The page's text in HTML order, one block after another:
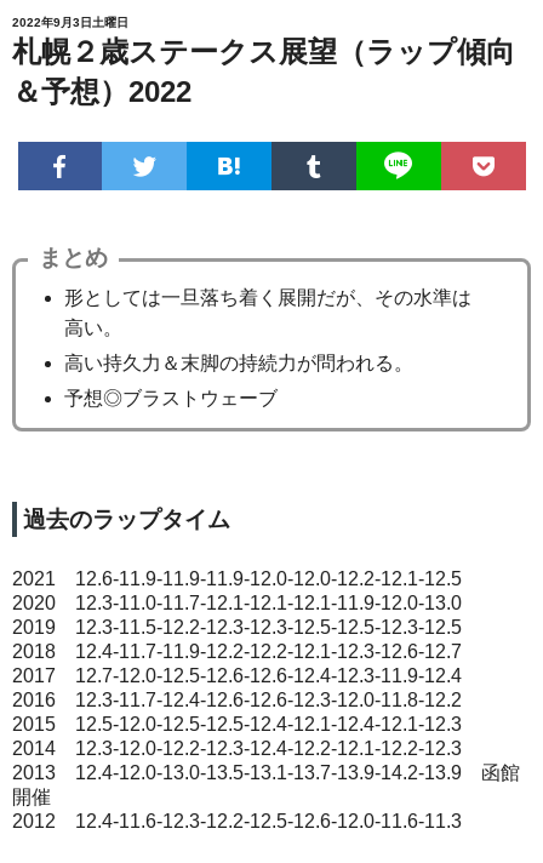
2022年9月3日土曜日
札幌２歳ステークス展望（ラップ傾向
＆予想）2022
まとめ
形としては一旦落ち着く展開だが、その水準は
高い。
高い持久力＆末脚の持続力が問われる。
予想◎ブラストウェーブ
過去のラップタイム
2021 12.6-11.9-11.9-11.9-12.0-12.0-12.2-12.1-12.5
2020 12.3-11.0-11.7-12.1-12.1-12.1-11.9-12.0-13.0
2019 12.3-11.5-12.2-12.3-12.3-12.5-12.5-12.3-12.5
2018 12.4-11.7-11.9-12.2-12.2-12.1-12.3-12.6-12.7
2017 12.7-12.0-12.5-12.6-12.6-12.4-12.3-11.9-12.4
2016 12.3-11.7-12.4-12.6-12.6-12.3-12.0-11.8-12.2
2015 12.5-12.0-12.5-12.5-12.4-12.1-12.4-12.1-12.3
2014 12.3-12.0-12.2-12.3-12.4-12.2-12.1-12.2-12.3
2013 12.4-12.0-13.0-13.5-13.1-13.7-13.9-14.2-13.9 函館
開催
2012 12.4-11.6-12.3-12.2-12.5-12.6-12.0-11.6-11.3